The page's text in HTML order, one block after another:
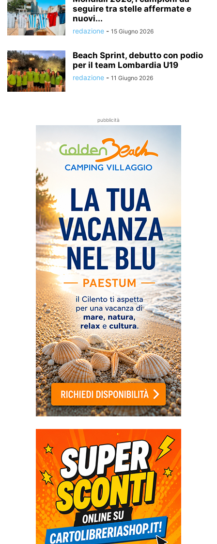
seguire tra stelle affermate e
nuovi...
redazione - 15 Giugno 2026
Beach Sprint, debutto con podio
per il team Lombardia U19
redazione - 11 Giugno 2026
pubblicità